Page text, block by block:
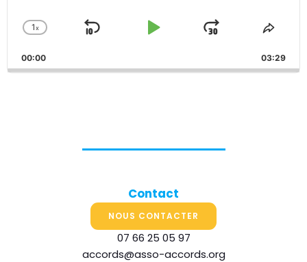
Change
Rate
1x
Skip
Play
Jump
Forward
Share
00:00 03:29
Contact
NOUS CONTACTER
07 66 25 05 97
accords@asso-accords.org